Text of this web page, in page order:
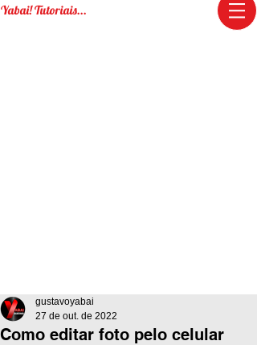
Yabai! Tutoriais...
Como editar foto pelo celular
gustavoyabai
27 de out. de 2022